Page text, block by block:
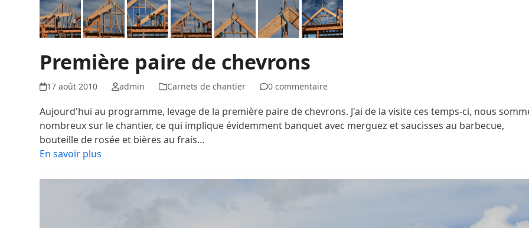
Première paire de chevrons
17 août 2010 admin Carnets de chantier 0 commentaire
Aujourd'hui au programme, levage de la première paire de chevrons. J'ai de la visite ces temps-ci, nous
nombreux sur le chantier, ce qui implique évidemment banquet avec merguez et saucisses au barbecue,
bouteille de rosée et bières au frais…
En savoir plus